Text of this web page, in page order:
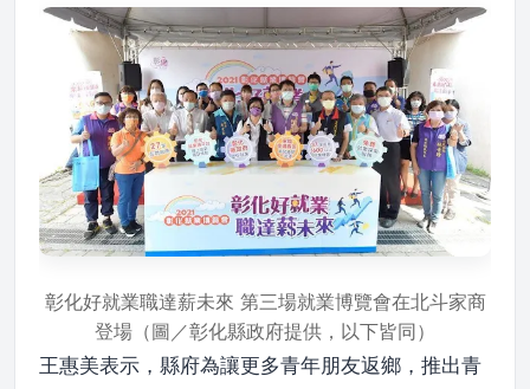
彰化好就業職達薪未來 第三場就業博覽會在北斗家商
登場（圖／彰化縣政府提供，以下皆同）
王惠美表示，縣府為讓更多青年朋友返鄉，推出青